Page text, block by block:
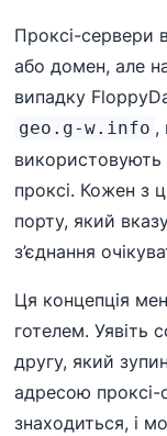
Проксі-сервери
або домен, але
випадку
geo.g-w.info ,
використовують
проксі. Кожен з
порту, який
з’єднання
Ця концепція
готелем. Уявіть
другу, який
адресою проксі-
знаходиться, і